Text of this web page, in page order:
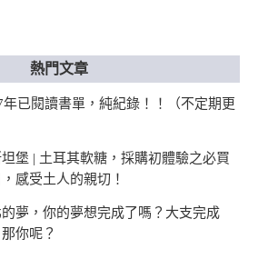
熱門文章
年已閱讀書單，純紀錄！！（不定期更
堡 | 土耳其軟糖，採購初體驗之必買
感受土人的親切！
夢，你的夢想完成了嗎？大支完成
你呢？